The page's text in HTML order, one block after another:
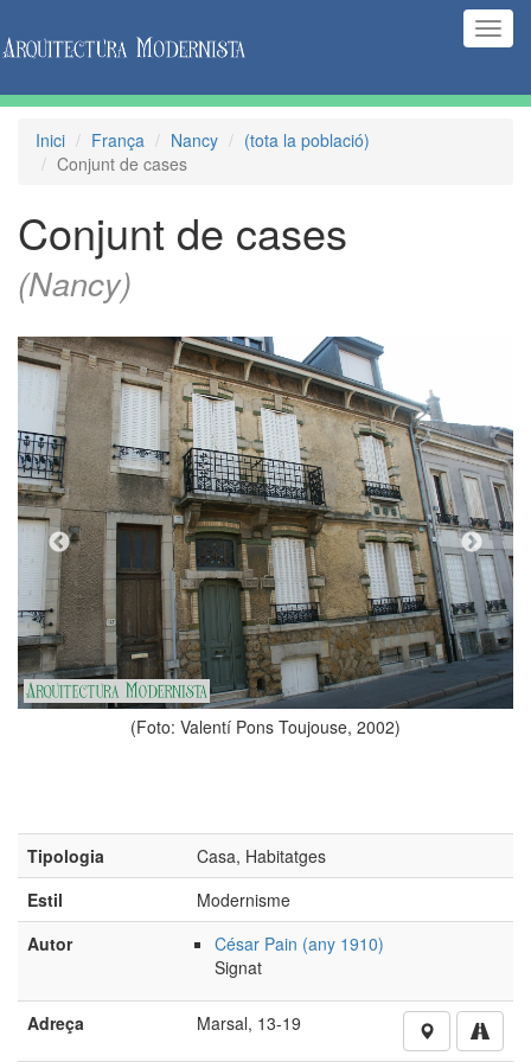
Inici França Nancy
(tota la població)
Conjunt de cases
Conjunt de cases
(Nancy)
Pons Toujouse, 2002)
Tipologia
Casa, Habitatges
Estil
Modernisme
Autor
César Pain (any 1910)
Signat
Adreça Marsal, 13-19